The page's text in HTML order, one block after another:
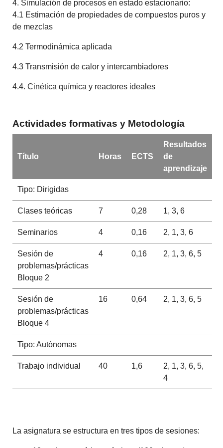
4. Simulación de procesos en estado estacionario:
4.1 Estimación de propiedades de compuestos puros y
de mezclas
4.2 Termodinámica aplicada
4.3 Transmisión de calor y intercambiadores
4.4. Cinética química y reactores ideales
Actividades formativas y Metodología
Título Horas ECTS
Resultados
de
aprendizaje
Tipo: Dirigidas
Clases teóricas 7 0,28 1, 3, 6
Seminarios 4 0,16 2, 1, 3, 6
Sesión de
problemas/prácticas
Bloque 2
4 0,16 2, 1, 3, 6, 5
Sesión de
problemas/prácticas
Bloque 4
16 0,64 2, 1, 3, 6, 5
Tipo: Autónomas
Trabajo individual 40 1,6
2, 1, 3, 6, 5,
4
La asignatura se estructura en tres tipos de sesiones: